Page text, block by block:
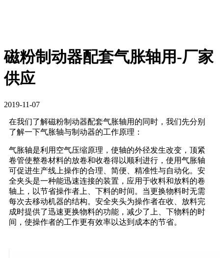
磁粉制动器配套气胀轴用-厂家
供应
2019-11-07
在我们了解磁粉制动器配套气胀轴用的同时，我们先分别
了解一下气胀轴与制动器的工作原理：
气胀轴是利用空气压缩原理，使轴的外径发生改变，顶紧
卷管使整卷材料的放卷和收卷得以顺利进行，使用气胀轴
可促进生产线上操作的合理、简便、精准性与自动化。安
全夹头是一种能迅速连接的装置，应用于收料和放料的卷
轴上，以节省操作者上、下料的时间。当更换物料时无需
每次去移动机器的结构。安全夹头为操作者在收、放料完
成时提供了迅速更换物料的功能，减少了上、下物料的时
间，使操作者的工作更有效率以达到成本的节省。